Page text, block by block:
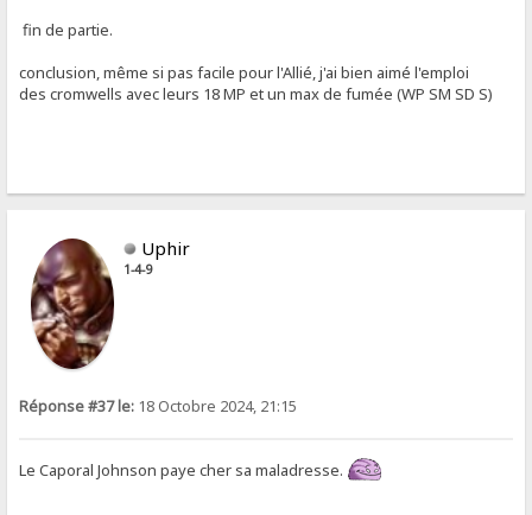
fin de partie.
conclusion, même si pas facile pour l'Allié, j'ai bien aimé l'emploi
des cromwells avec leurs 18 MP et un max de fumée (WP SM SD S)
Uphir
1-4-9
Réponse #37 le: 18 Octobre 2024, 21:15
Le Caporal Johnson paye cher sa maladresse.